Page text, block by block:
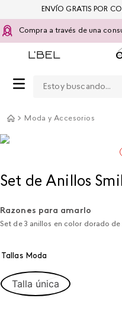
Compra a través de una
ENVÍO GRATIS POR
Moda y Accesorios
Set de Anillos
Razones para amarlo
Set de 3 anillos en color dorado de
Tallas Moda
Talla única